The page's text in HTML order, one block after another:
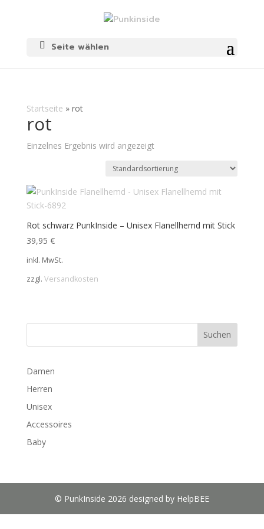
Seite wählen
Startseite » rot
rot
Einzelnes Ergebnis wird angezeigt
Rot schwarz PunkInside – Unisex Flanellhemd mit Stick
39,95 €
inkl. MwSt.
zzgl. Versandkosten
Suchen
Damen
Herren
Unisex
Accessoires
Baby
© PunkInside 2026 designed by HelpBEE